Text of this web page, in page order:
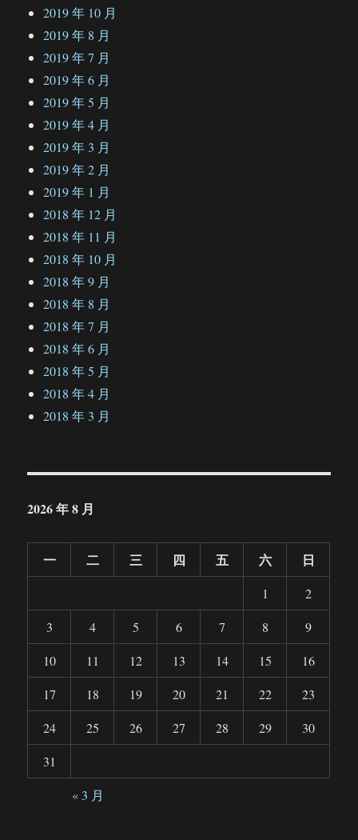
2019 年 10 月
2019 年 8 月
2019 年 7 月
2019 年 6 月
2019 年 5 月
2019 年 4 月
2019 年 3 月
2019 年 2 月
2019 年 1 月
2018 年 12 月
2018 年 11 月
2018 年 10 月
2018 年 9 月
2018 年 8 月
2018 年 7 月
2018 年 6 月
2018 年 5 月
2018 年 4 月
2018 年 3 月
2026 年 8 月
一 二 三 四 五 六 日
1
2
3
4 5 6 7 8
9
10
11 12 13 14 15
16
17
18 19 20 21 22
23
24
25 26 27 28 29
30
31
« 3 月